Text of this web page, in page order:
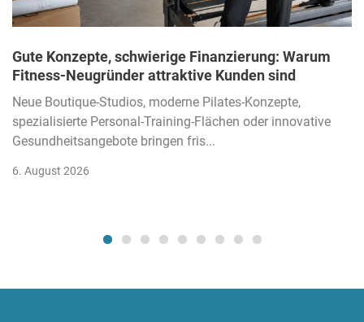
Gute Konzepte, schwierige Finanzierung: Warum
Fitness-Neugründer attraktive Kunden sind
Neue Boutique-Studios, moderne Pilates-Konzepte,
spezialisierte Personal-Training-Flächen oder innovative
Gesundheitsangebote bringen fris...
6. August 2026